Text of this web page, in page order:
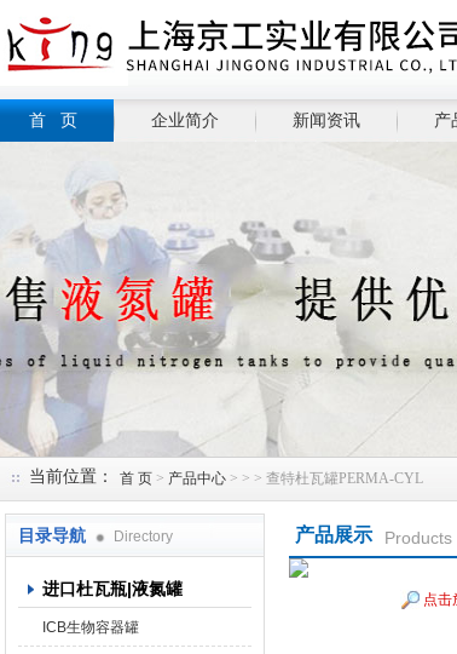
上海京工实业有限公司
首 页 企业简介 新闻资讯 产
当前位置： 首 页 > 产品中心 > > > 查特杜瓦罐PERMA-CYL
目录导航 Directory
进口杜瓦瓶|液氮罐
ICB生物容器罐
产品展示 Products
点击